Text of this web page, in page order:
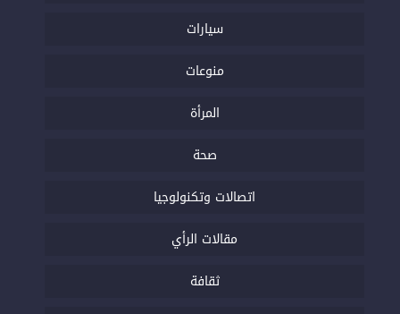
سيارات
منوعات
المرأة
صحة
اتصالات وتكنولوجيا
مقالات الرأي
ثقافة